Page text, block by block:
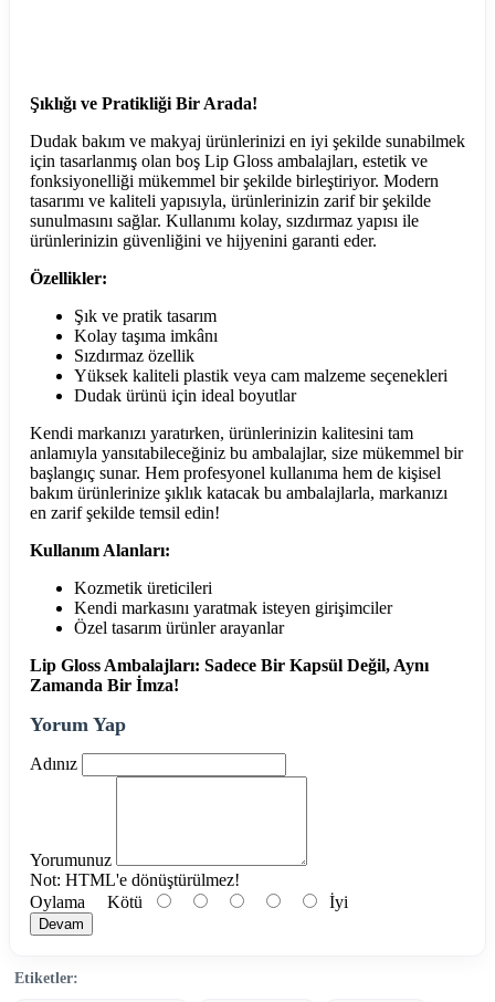
Şıklığı ve Pratikliği Bir Arada!
Dudak bakım ve makyaj ürünlerinizi en iyi şekilde sunabilmek
için tasarlanmış olan boş Lip Gloss ambalajları, estetik ve
fonksiyonelliği mükemmel bir şekilde birleştiriyor. Modern
tasarımı ve kaliteli yapısıyla, ürünlerinizin zarif bir şekilde
sunulmasını sağlar. Kullanımı kolay, sızdırmaz yapısı ile
ürünlerinizin güvenliğini ve hijyenini garanti eder.
Özellikler:
Şık ve pratik tasarım
Kolay taşıma imkânı
Sızdırmaz özellik
Yüksek kaliteli plastik veya cam malzeme seçenekleri
Dudak ürünü için ideal boyutlar
Kendi markanızı yaratırken, ürünlerinizin kalitesini tam
anlamıyla yansıtabileceğiniz bu ambalajlar, size mükemmel bir
başlangıç sunar. Hem profesyonel kullanıma hem de kişisel
bakım ürünlerinize şıklık katacak bu ambalajlarla, markanızı
en zarif şekilde temsil edin!
Kullanım Alanları:
Kozmetik üreticileri
Kendi markasını yaratmak isteyen girişimciler
Özel tasarım ürünler arayanlar
Lip Gloss Ambalajları: Sadece Bir Kapsül Değil, Aynı
Zamanda Bir İmza!
Yorum Yap
Adınız
Yorumunuz
Not: HTML'e dönüştürülmez!
Oylama Kötü İyi
Devam
Etiketler: